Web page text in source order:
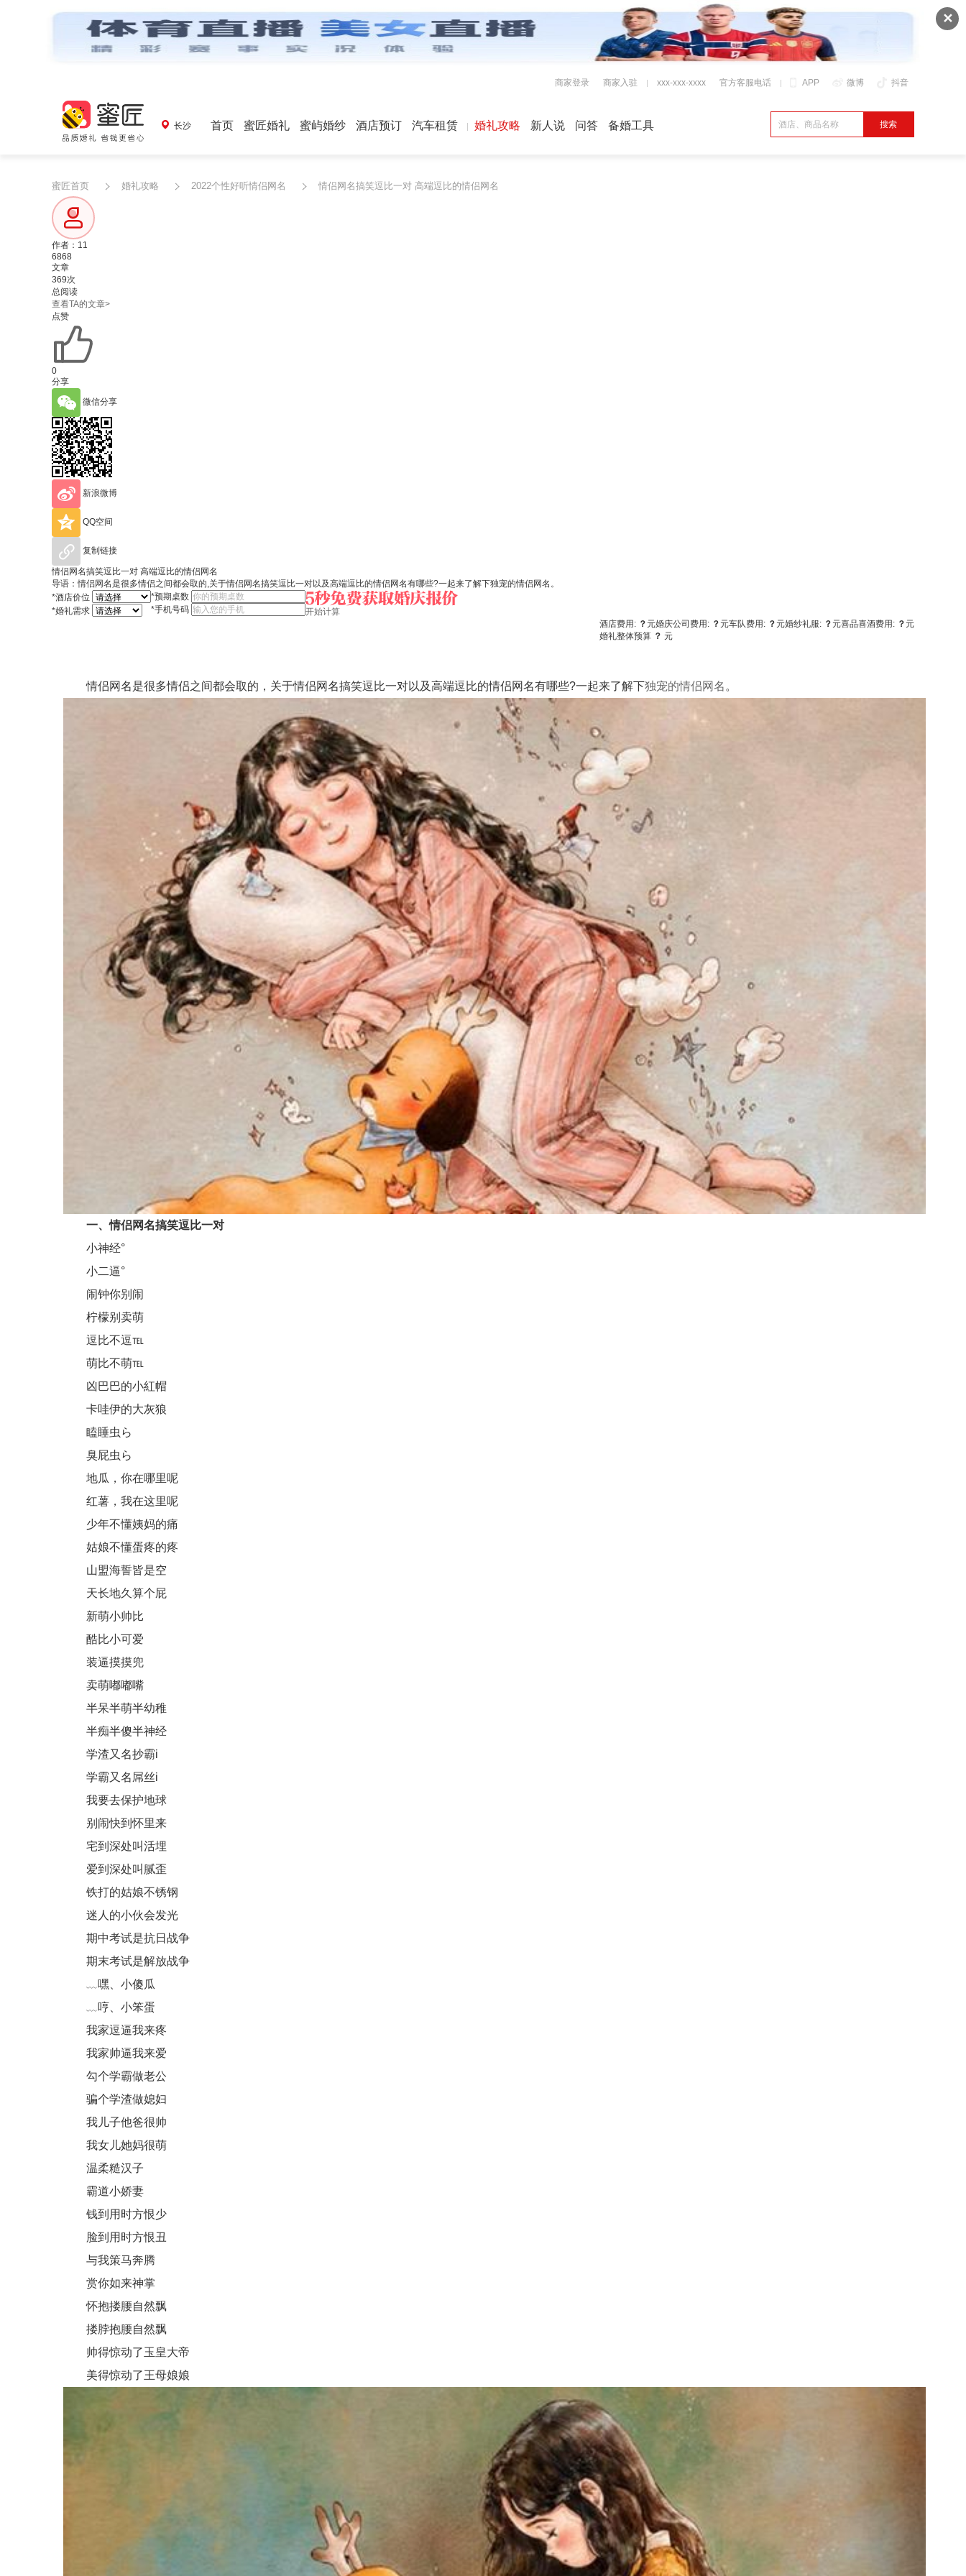
✕
APP 微博 抖音
商家登录 商家入驻 xxx-xxx-xxxx 官方客服电话
长沙 首页 蜜匠婚礼 蜜屿婚纱 酒店预订 汽车租赁 婚礼攻略 新人说 问答 备婚工具
蜜匠首页 婚礼攻略 2022个性好听情侣网名 情侣网名搞笑逗比一对 高端逗比的情侣网名
作者：11
6868
文章
369次
总阅读
查看TA的文章>
点赞
0
分享
微信分享
新浪微博
QQ空间
复制链接
情侣网名搞笑逗比一对 高端逗比的情侣网名
导语：情侣网名是很多情侣之间都会取的,关于情侣网名搞笑逗比一对以及高端逗比的情侣网名有哪些?一起来了解下独宠的情侣网名。
*酒店价位
*婚礼需求
*预期桌数
*手机号码
开始计算
酒店费用: ？元婚庆公司费用: ？元车队费用: ？元婚纱礼服: ？元喜品喜酒费用: ？元
婚礼整体预算 ？ 元
情侣网名是很多情侣之间都会取的，关于情侣网名搞笑逗比一对以及高端逗比的情侣网名有哪些?一起来了解下独宠的情侣网名 。
一、情侣网名搞笑逗比一对
小神经°
小二逼°
闹钟你别闹
柠檬别卖萌
逗比不逗℡
萌比不萌℡
凶巴巴的小紅帽
卡哇伊的大灰狼
瞌睡虫ら
臭屁虫ら
地瓜，你在哪里呢
红薯，我在这里呢
少年不懂姨妈的痛
姑娘不懂蛋疼的疼
山盟海誓皆是空
天长地久算个屁
新萌小帅比
酷比小可爱
装逼摸摸兜
卖萌嘟嘟嘴
半呆半萌半幼稚
半痴半傻半神经
学渣又名抄霸i
学霸又名屌丝i
我要去保护地球
别闹快到怀里来
宅到深处叫活埋
爱到深处叫腻歪
铁打的姑娘不锈钢
迷人的小伙会发光
期中考试是抗日战争
期末考试是解放战争
﹏嘿、小傻瓜
﹏哼、小笨蛋
我家逗逼我来疼
我家帅逼我来爱
勾个学霸做老公
骗个学渣做媳妇
我儿子他爸很帅
我女儿她妈很萌
温柔糙汉子
霸道小娇妻
钱到用时方恨少
脸到用时方恨丑
与我策马奔腾
赏你如来神掌
怀抱搂腰自然飘
搂脖抱腰自然飘
帅得惊动了玉皇大帝
美得惊动了王母娘娘